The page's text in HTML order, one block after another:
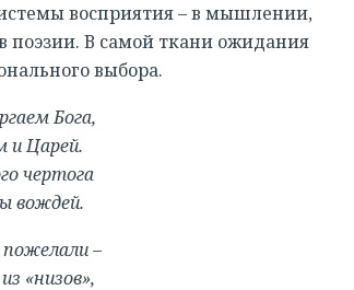
восприятия – в мышлении,
поэзии. В самой ткани ожидания
выбора.
Бога,
и Царей.
чертога
вождей.
–
«низов»,